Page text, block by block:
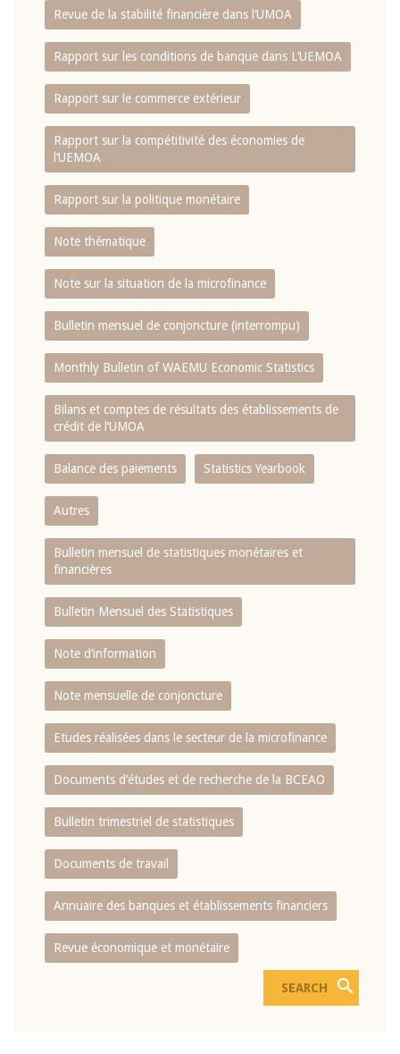
Revue de la stabilité financière dans l‘UMOA
Rapport sur les conditions de banque dans L‘UEMOA
Rapport sur le commerce extérieur
Rapport sur la compétitivité des économies de
l‘UEMOA
Rapport sur la politique monétaire
Note thématique
Note sur la situation de la microfinance
Bulletin mensuel de conjoncture (interrompu)
Monthly Bulletin of WAEMU Economic Statistics
Bilans et comptes de résultats des établissements de
crédit de l‘UMOA
Balance des paiements Statistics Yearbook
Autres
Bulletin mensuel de statistiques monétaires et
financières
Bulletin Mensuel des Statistiques
Note d’information
Note mensuelle de conjoncture
Etudes réalisées dans le secteur de la microfinance
Documents d’études et de recherche de la BCEAO
Bulletin trimestriel de statistiques
Documents de travail
Annuaire des banques et établissements financiers
Revue économique et monétaire